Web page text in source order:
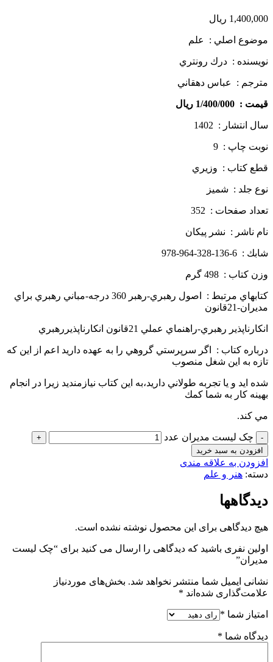
1,400,000 ریال
موضوع اصلي : علم
نويسنده : درك رون­تري
مترجم : عباس دهقاني
قيمت : 1/400/000 ريال
سال انتشار : 1402
نوبت چاپ : 9
قطع كتاب : وزيري
نوع جلد : شميز
تعداد صفحات : 352
نام ناشر : نشر پيكان
شابك : 6-136-328-964-978
وزن كتاب : 498 گرم
كتاب­هاي مرتبط : اصول رهبري-رهبر 360 درجه-مباني رهبري براي
مديران-21قانون
انكارناپذير رهبري-راهنماي عملي 21قانون انكارناپذير­رهبري
دربار­ه كتاب : اگر سرپرستي گروهي را به عهده داريد اعم از اين كه
تازه به اين شغل منصوب
شده ­ايد و يا تجربه طولاني داريد،به اين كتاب نيازمنديد زيرا در انجام
بهينه كار به شما كمك
مي ­كند.
چک لیست مدیران عدد
افزودن به سبد خرید
افزودن به علاقه مندی
دسته: هنر و علم
دیدگاهها
هیچ دیدگاهی برای این محصول نوشته نشده است.
اولین نفری باشید که دیدگاهی را ارسال می کنید برای “چک لیست
مدیران”
نشانی ایمیل شما منتشر نخواهد شد. بخش‌های موردنیاز
علامت‌گذاری شده‌اند *
امتیاز شما *
دیدگاه شما *